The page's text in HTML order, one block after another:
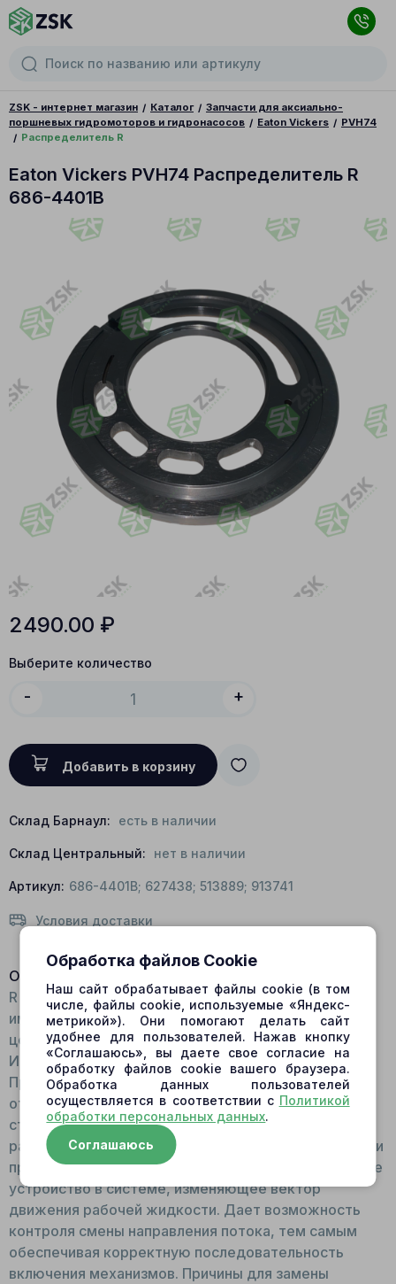
ZSK - интернет магазин Каталог
Запчасти для аксиально-
поршневых гидромоторов и гидронасосов
Eaton Vickers
PVH74
Распределитель R
Eaton Vickers PVH74 Распределитель R
686-4401B
2490.00 ₽
Выберите количество
- +
Добавить в корзину
Склад Барнаул: есть в наличии
Склад Центральный: нет в наличии
Артикул: 686-4401B; 627438; 513889; 913741
Условия доставки
Описание:
R - движение вправо Общий вид: Распределитель
имеет форму круга, плоский, с отверстием по
центру и окнами для рабочей жидкости.
Изготавливается деталь из высокопрочной стали.
Принцип работы: Фиксируется центральным
отверстием на валу, далее крепится методом
стыковки, с плитой скольжения. Принцип работы
распределителя состоит в открывании и закрывании
проходов для жидкости. Функции: Вспомогательное
устройство в системе, изменяющее вектор
движения рабочей жидкости. Дает возможность
контроля смены направления потока, тем самым
обеспечивая корректную последовательность
включения механизмов. Причины для замены
Обработка файлов Cookie
Наш сайт обрабатывает файлы cookie (в том
числе, файлы cookie, используемые «Яндекс-
метрикой»). Они помогают делать сайт
удобнее для пользователей. Нажав кнопку
«Соглашаюсь», вы даете свое согласие на
обработку файлов cookie вашего браузера.
Обработка данных пользователей
осуществляется в соответствии с Политикой
обработки персональных данных.
Соглашаюсь